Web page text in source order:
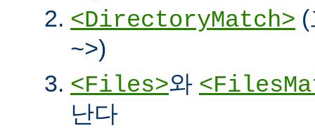
<DirectoryMatch>
~>)
<Files>와
난다